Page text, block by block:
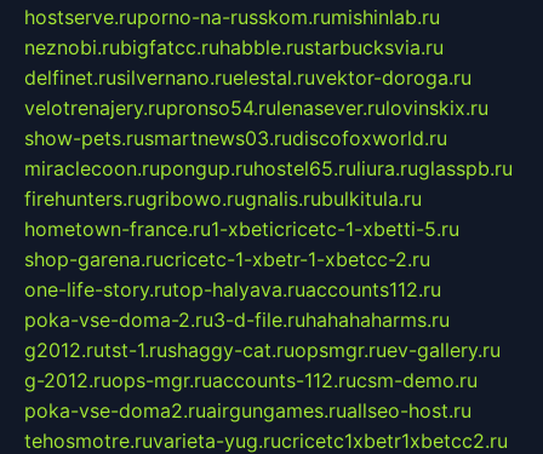
hostserve.ruporno-na-russkom.rumishinlab.ru
neznobi.rubigfatcc.ruhabble.rustarbucksvia.ru
delfinet.rusilvernano.ruelestal.ruvektor-doroga.ru
velotrenajery.rupronso54.rulenasever.rulovinskix.ru
show-pets.rusmartnews03.rudiscofoxworld.ru
miraclecoon.rupongup.ruhostel65.ruliura.ruglasspb.ru
firehunters.rugribowo.rugnalis.rubulkitula.ru
hometown-france.ru1-xbeticricetc-1-xbetti-5.ru
shop-garena.rucricetc-1-xbetr-1-xbetcc-2.ru
one-life-story.rutop-halyava.ruaccounts112.ru
poka-vse-doma-2.ru3-d-file.ruhahahaharms.ru
g2012.rutst-1.rushaggy-cat.ruopsmgr.ruev-gallery.ru
g-2012.ruops-mgr.ruaccounts-112.rucsm-demo.ru
poka-vse-doma2.ruairgungames.ruallseo-host.ru
tehosmotre.ruvarieta-yug.rucricetc1xbetr1xbetcc2.ru